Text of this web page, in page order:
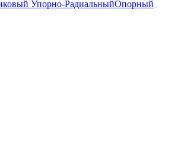
Упорно-РадиальныйОпорный